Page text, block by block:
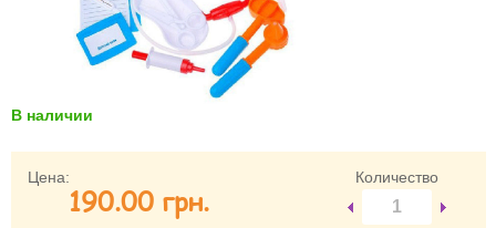
Запомнить меня
Забыли имя пользователя (логин)?
Регистрация
В наличии
Цена:
190.00 грн.
Количество